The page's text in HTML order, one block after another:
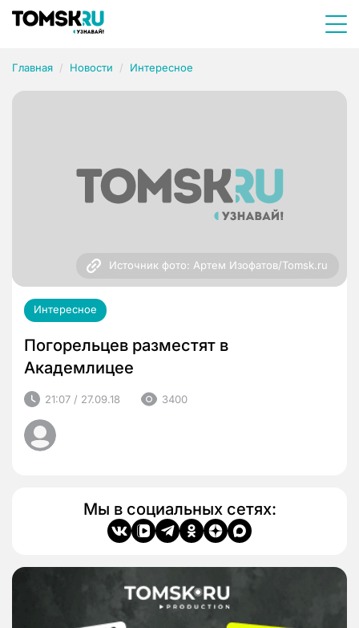
Главная Новости Интересное
Источник фото: Артем Изофатов/Tomsk.ru
Интересное
Погорельцев разместят в
Академлицее
21:07 / 27.09.18 3400
Мы в социальных сетях: